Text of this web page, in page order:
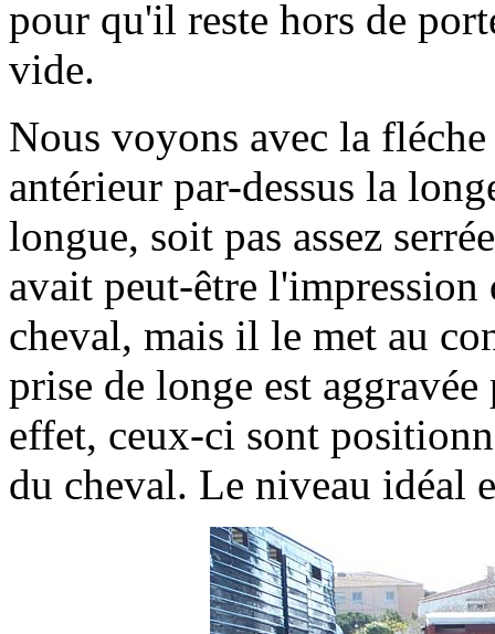
pour qu'il reste hors de
vide.
Nous voyons avec la
antérieur par-dessus la
longue, soit pas assez
avait peut-être
cheval, mais il le met au
prise de longe est
effet, ceux-ci sont
du cheval. Le niveau idéal